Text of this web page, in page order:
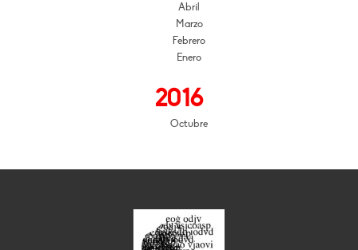
Abril
Marzo
Febrero
Enero
2016
Octubre